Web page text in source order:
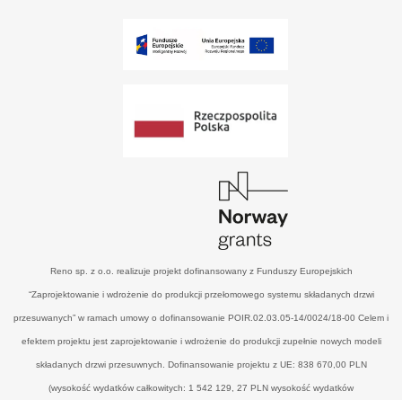
Reno sp. z o.o. realizuje projekt dofinansowany z Funduszy Europejskich
“Zaprojektowanie i wdrożenie do produkcji przełomowego systemu składanych drzwi
przesuwanych” w ramach umowy o dofinansowanie POIR.02.03.05-14/0024/18-00 Celem i
efektem projektu jest zaprojektowanie i wdrożenie do produkcji zupełnie nowych modeli
składanych drzwi przesuwnych. Dofinansowanie projektu z UE: 838 670,00 PLN
(wysokość wydatków całkowitych: 1 542 129, 27 PLN wysokość wydatków